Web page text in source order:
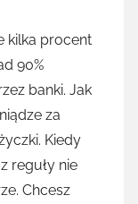
kilka procent
90%
banki. Jak
za
Kiedy
reguły nie
Chcesz